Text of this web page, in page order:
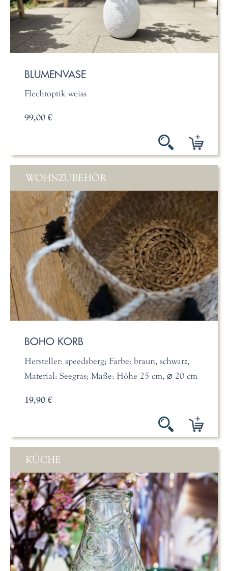
BLUMENVASE
Flechtoptik weiss
99,00 €
WOHNZUBEHÖR
BOHO KORB
Hersteller: speedsberg; Farbe: braun, schwarz,
Material: Seegras; Maße: Höhe 25 cm, ⌀ 20 cm
19,90 €
KÜCHE